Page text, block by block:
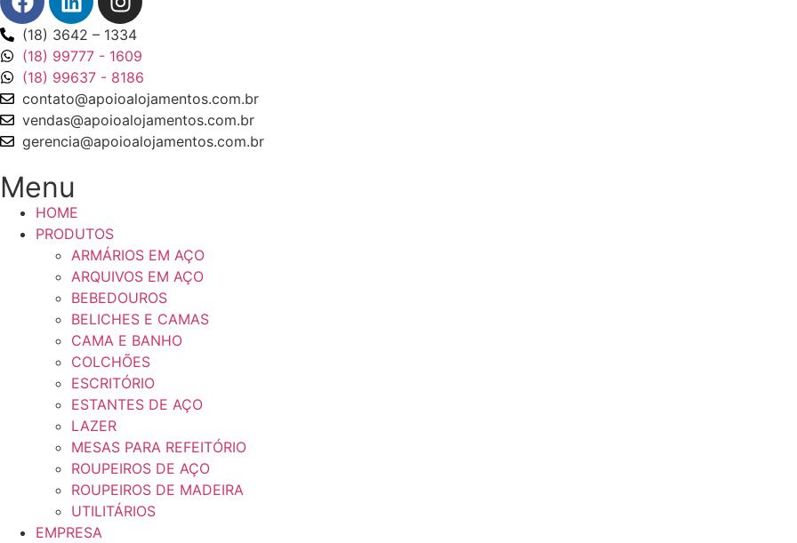
(18) 3642 – 1334
(18) 99777 - 1609
(18) 99637 - 8186
contato@apoioalojamentos.com.br
vendas@apoioalojamentos.com.br
gerencia@apoioalojamentos.com.br
Menu
HOME
PRODUTOS
ARMÁRIOS EM AÇO
ARQUIVOS EM AÇO
BEBEDOUROS
BELICHES E CAMAS
CAMA E BANHO
COLCHÕES
ESCRITÓRIO
ESTANTES DE AÇO
LAZER
MESAS PARA REFEITÓRIO
ROUPEIROS DE AÇO
ROUPEIROS DE MADEIRA
UTILITÁRIOS
EMPRESA